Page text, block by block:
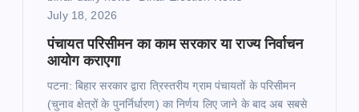
July 18, 2026
पंचायत परिसीमन का काम सरकार या राज्य निर्वाचन
आयोग कराएगा
पटना: बिहार सरकार द्वारा त्रिस्तरीय ग्राम पंचायतों के परिसीमन
(चुनाव क्षेत्रों के पुनर्निर्धारण) का निर्णय लिए जाने के बाद अब सबसे